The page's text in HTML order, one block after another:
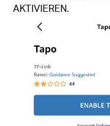
AKTIVIEREN.